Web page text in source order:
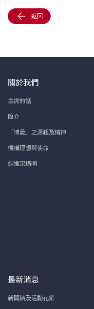
返回
關於我們
主席的話
簡介
「博愛」之源起及精神
機構理想與使命
組織架構圖
最新消息
新聞稿及活動花絮